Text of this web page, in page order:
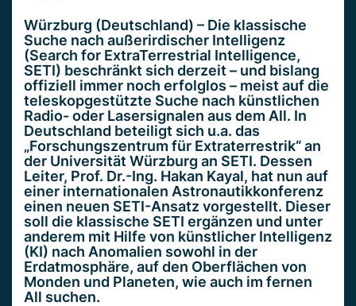
Würzburg (Deutschland) – Die klassische
Suche nach außerirdischer Intelligenz
(Search for ExtraTerrestrial Intelligence,
SETI) beschränkt sich derzeit – und bislang
offiziell immer noch erfolglos – meist auf die
teleskopgestützte Suche nach künstlichen
Radio- oder Lasersignalen aus dem All. In
Deutschland beteiligt sich u.a. das
„Forschungszentrum für Extraterrestrik“ an
der Universität Würzburg an SETI. Dessen
Leiter, Prof. Dr.-Ing. Hakan Kayal, hat nun auf
einer internationalen Astronautikkonferenz
einen neuen SETI-Ansatz vorgestellt. Dieser
soll die klassische SETI ergänzen und unter
anderem mit Hilfe von künstlicher Intelligenz
(KI) nach Anomalien sowohl in der
Erdatmosphäre, auf den Oberflächen von
Monden und Planeten, wie auch im fernen
All suchen.